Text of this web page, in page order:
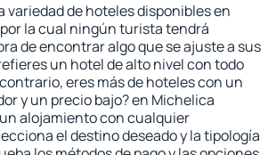
variedad de hoteles disponibles en
la cual ningún turista tendrá
de encontrar algo que se ajuste a sus
un hotel de alto nivel con todo
eres más de hoteles con un
y un precio bajo? en Michelica
alojamiento con cualquier
el destino deseado y la tipología